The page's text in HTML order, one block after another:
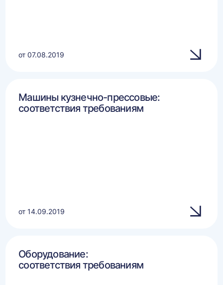
от 07.08.2019
Машины кузнечно-прессовые:
соответствия требованиям
от 14.09.2019
Оборудование:
соответствия требованиям